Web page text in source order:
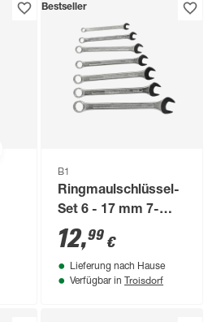
Bestseller
B1
Ringmaulschlüssel-
Set 6 - 17 mm 7-
teilig
12,99 €
Lieferung nach Hause
Verfügbar in Troisdorf